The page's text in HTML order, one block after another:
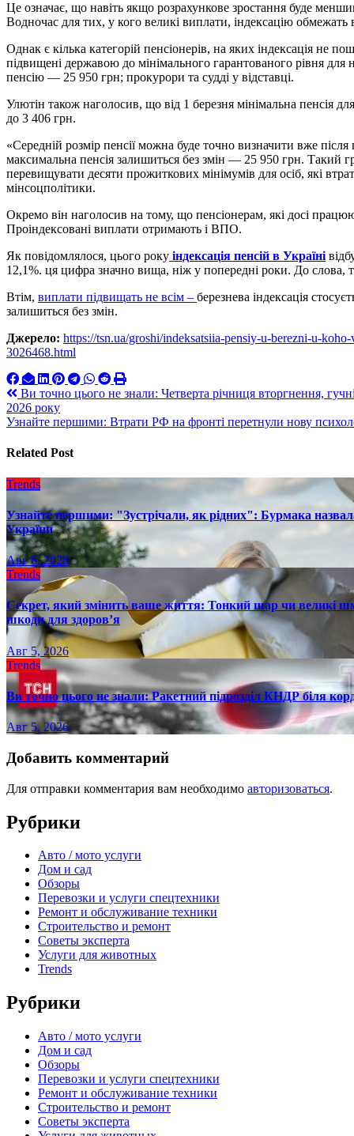
Це означає, що навіть якщо розрахункове зростання буде
Водночас для тих, у кого великі виплати, індексацію
Однак є кілька категорій пенсіонерів, на яких індексація не
підвищені державою до мінімального гарантованого рівня
пенсію — 25 950 грн; прокурори та судді у відставці.
Улютін також наголосив, що від 1 березня мінімальна пенсія
до 3 406 грн.
«Середній розмір пенсії можна буде точно визначити вже після
максимальна пенсія залишиться без змін — 25 950 грн. Такий
перевищувати десяти прожиткових мінімумів для осіб, які
мінсоцполітики.
Окремо він наголосив на тому, що пенсіонерам, які досі
Проіндексовані виплати отримають і ВПО.
Як повідомлялося, цього року індексація пенсій в Україні
12,1%. ця цифра значно вища, ніж у попередні роки. До
Втім, виплати підвищать не всім – березнева індексація
залишиться без змін.
Джерело: https://tsn.ua/groshi/indeksatsiia-pensiy-u-berezni-u-
3026468.html
Навигация
по
Ви точно цього не знали: Четверта річниця вторгнення,
2026 року
Узнайте першими: Втрати РФ на фронті перетнули нову
Related Post
Trends
Узнайте першими: "Зустрічали, як рідних": Бурмака
України
Авг 6, 2026
Trends
Секрет, який змінить ваше життя: Тонкий шар чи великі
шкоди для здоров’я
Авг 5, 2026
Trends
Ви точно цього не знали: Ракетний підрозділ КНДР біля
Авг 5, 2026
Добавить комментарий
Для отправки комментария вам необходимо авторизоваться.
Рубрики
Авто / мото услуги
Дом и сад
Обзоры
Перевозки и услуги спецтехники
Ремонт и обслуживание техники
Строительство и ремонт
Советы эксперта
Услуги для животных
Trends
Рубрики
Авто / мото услуги
Дом и сад
Обзоры
Перевозки и услуги спецтехники
Ремонт и обслуживание техники
Строительство и ремонт
Советы эксперта